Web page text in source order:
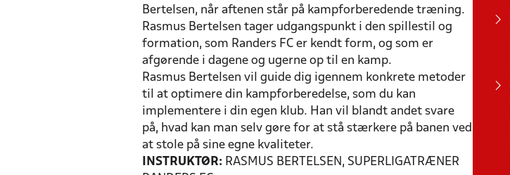
Bertelsen, når aftenen står på kampforberedende træning.
Rasmus Bertelsen tager udgangspunkt i den spillestil og
formation, som Randers FC er kendt form, og som er
afgørende i dagene og ugerne op til en kamp.
Rasmus Bertelsen vil guide dig igennem konkrete metoder
til at optimere din kampforberedelse, som du kan
implementere i din egen klub. Han vil blandt andet svare
på, hvad kan man selv gøre for at stå stærkere på banen ved
at stole på sine egne kvaliteter.
INSTRUKTØR: RASMUS BERTELSEN, SUPERLIGATRÆNER